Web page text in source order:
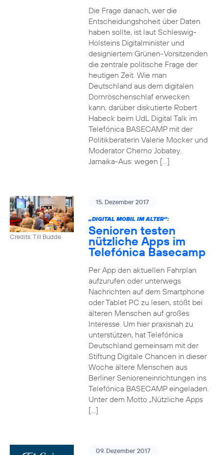
Die Frage danach, wer die
Entscheidungshoheit über Daten
haben sollte, ist laut Schleswig-
Holsteins Digitalminister und
designiertem Grünen-Vorsitzenden
die zentrale politische Frage der
heutigen Zeit. Wie man
Deutschland aus dem digitalen
Dornröschenschlaf erwecken
kann, darüber diskutierte Robert
Habeck beim UdL Digital Talk im
Telefónica BASECAMP mit der
Politikberaterin Valerie Mocker und
Moderator Cherno Jobatey.
Jamaika-Aus: wegen […]
Credits: Till Budde
15. Dezember 2017
„DIGITAL MOBIL IM ALTER“:
Senioren testen
nützliche Apps im
Telefónica Basecamp
Per App den aktuellen Fahrplan
aufzurufen oder unterwegs
Nachrichten auf dem Smartphone
oder Tablet PC zu lesen, stößt bei
älteren Menschen auf großes
Interesse. Um hier praxisnah zu
unterstützen, hat Telefónica
Deutschland gemeinsam mit der
Stiftung Digitale Chancen in dieser
Woche ältere Menschen aus
Berliner Senioreneinrichtungen ins
Telefónica BASECAMP eingeladen.
Unter dem Motto „Nützliche Apps
[…]
09. Dezember 2017